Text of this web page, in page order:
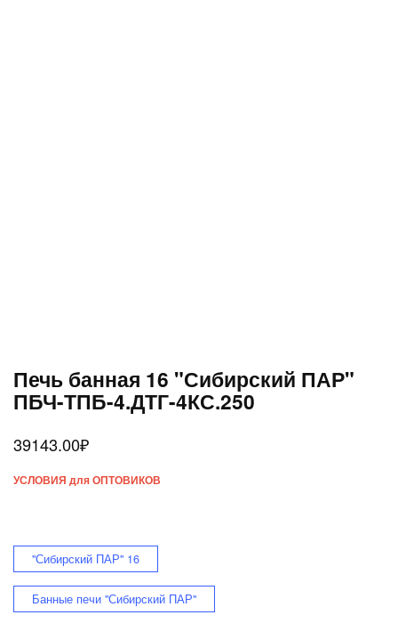
Печь банная 16 "Сибирский ПАР"
ПБЧ-ТПБ-4.ДТГ-4КС.250
39143.00₽
УСЛОВИЯ для ОПТОВИКОВ
"Сибирский ПАР" 16
Банные печи "Сибирский ПАР"